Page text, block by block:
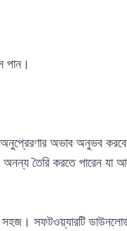
পান।
অভাব অনুভব
তৈরি করতে পারেন যা
সহজ। সফটওয়্যারটি